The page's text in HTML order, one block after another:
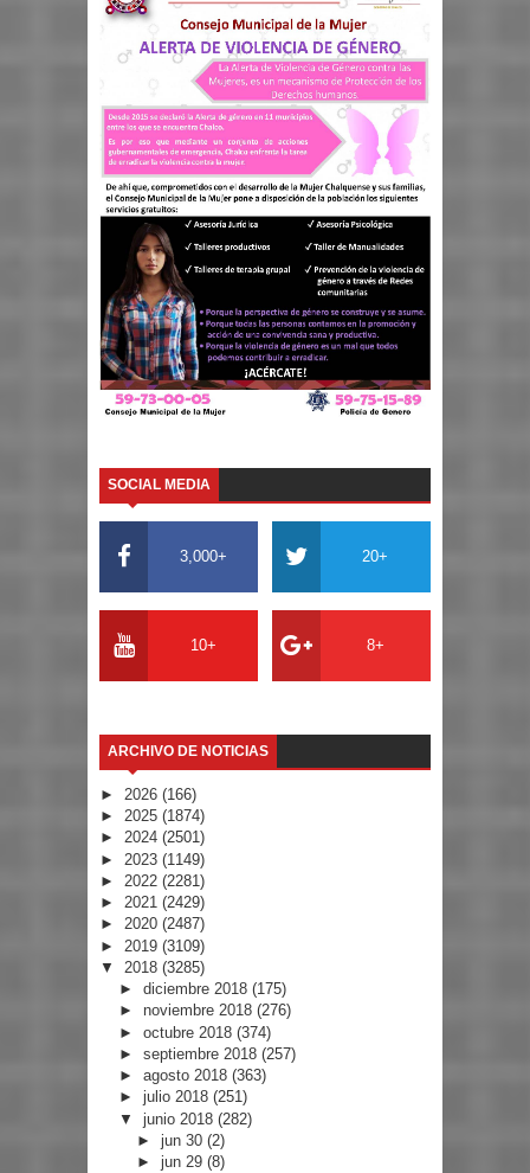
SOCIAL MEDIA
3,000+ 20+
10+ 8+
ARCHIVO DE NOTICIAS
► 2026 (166)
► 2025 (1874)
► 2024 (2501)
► 2023 (1149)
► 2022 (2281)
► 2021 (2429)
► 2020 (2487)
► 2019 (3109)
▼ 2018 (3285)
► diciembre 2018 (175)
► noviembre 2018 (276)
► octubre 2018 (374)
► septiembre 2018 (257)
► agosto 2018 (363)
► julio 2018 (251)
▼ junio 2018 (282)
►jun 30(2)
►jun 29(8)